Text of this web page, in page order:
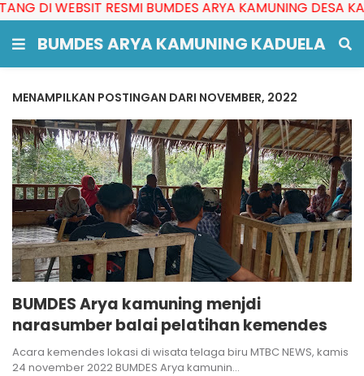
DI WEBSIT RESMI BUMDES ARYA KAMUNING DESA
BUMDES ARYA KAMUNING KADUELA
MENAMPILKAN POSTINGAN DARI NOVEMBER, 2022
BUMDES Arya kamuning menjdi
narasumber balai pelatihan kemendes
Acara kemendes lokasi di wisata telaga biru MTBC NEWS, kamis
24 november 2022 BUMDES Arya kamunin…